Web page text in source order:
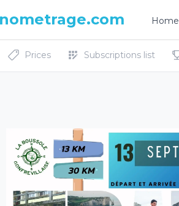
Home
Prices Subscriptions list